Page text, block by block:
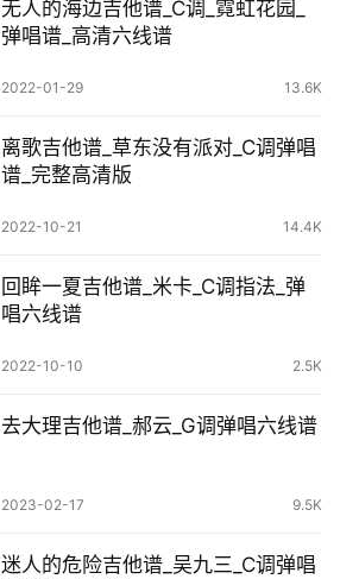
无人的海边吉他谱_C调_霓虹花园_
弹唱谱_高清六线谱
2022-01-29 13.6K
离歌吉他谱_草东没有派对_C调弹唱
谱_完整高清版
2022-10-21 14.4K
回眸一夏吉他谱_米卡_C调指法_弹
唱六线谱
2022-10-10 2.5K
去大理吉他谱_郝云_G调弹唱六线谱
2023-02-17 9.5K
迷人的危险吉他谱_吴九三_C调弹唱